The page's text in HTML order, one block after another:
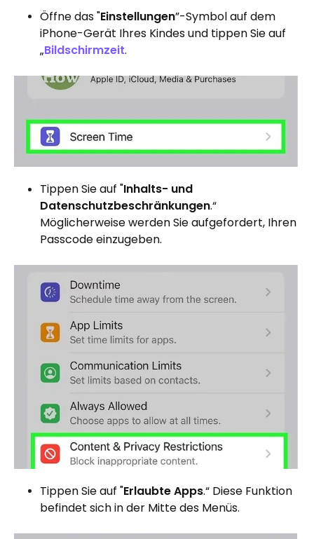
Öffne das "Einstellungen”-Symbol auf dem
iPhone-Gerät Ihres Kindes und tippen Sie auf
„Bildschirmzeit.
Tippen Sie auf "Inhalts- und
Datenschutzbeschränkungen.“
Möglicherweise werden Sie aufgefordert, Ihren
Passcode einzugeben.
Tippen Sie auf "Erlaubte Apps.“ Diese Funktion
befindet sich in der Mitte des Menüs.